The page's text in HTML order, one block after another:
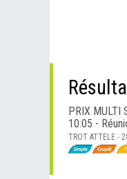
PRIX MULTI
10:05 -
TROT ATTELE -